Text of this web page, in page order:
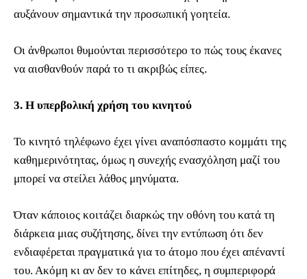
αυξάνουν σημαντικά την προσωπική γοητεία.
Οι άνθρωποι θυμούνται περισσότερο το πώς τους έκανες
να αισθανθούν παρά το τι ακριβώς είπες.
3. Η υπερβολική χρήση του κινητού
Το κινητό τηλέφωνο έχει γίνει αναπόσπαστο κομμάτι της
καθημερινότητας, όμως η συνεχής ενασχόληση μαζί του
μπορεί να στείλει λάθος μηνύματα.
Όταν κάποιος κοιτάζει διαρκώς την οθόνη του κατά τη
διάρκεια μιας συζήτησης, δίνει την εντύπωση ότι δεν
ενδιαφέρεται πραγματικά για το άτομο που έχει απέναντί
του. Ακόμη κι αν δεν το κάνει επίτηδες, η συμπεριφορά